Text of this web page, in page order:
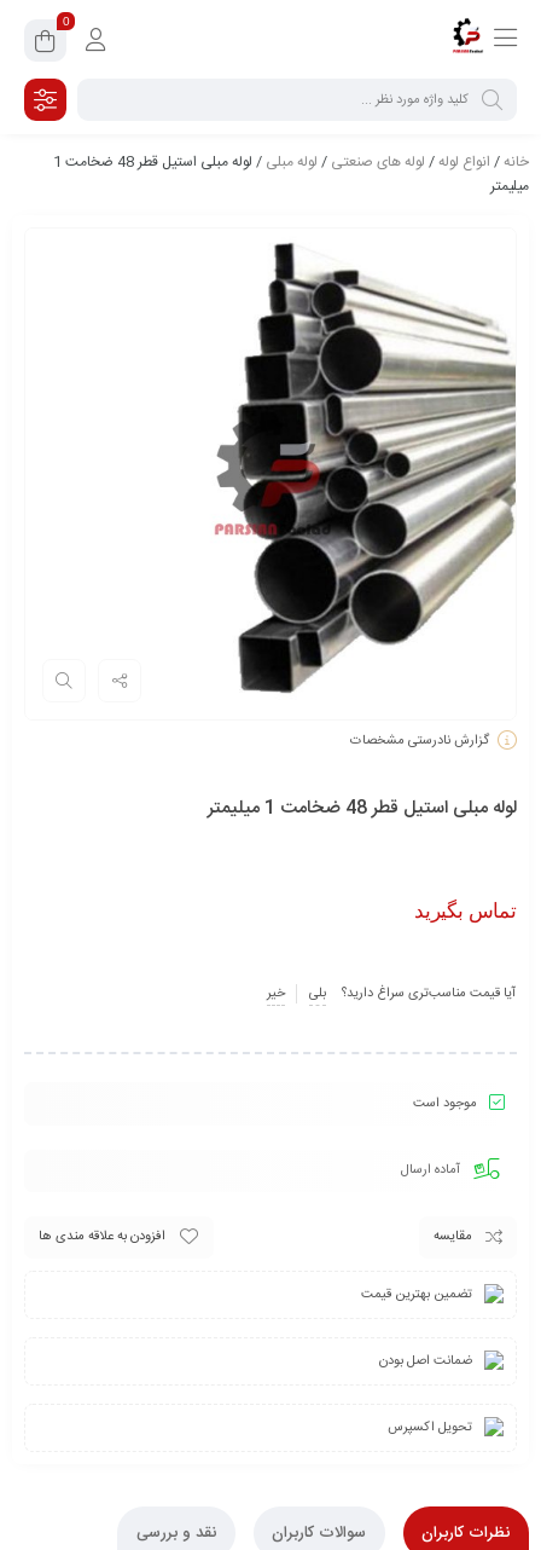
0
خانه/ انواع لوله/ لوله های صنعتی / لوله مبلی
/ لوله مبلی استیل قطر 48 ضخامت 1
میلیمتر
گزارش نادرستی مشخصات
لوله مبلی استیل قطر 48 ضخامت 1 میلیمتر
تماس بگیرید
آیا قیمت مناسب‌تری سراغ دارید؟ بلی خیر
موجود است
آماده ارسال
مقایسه افزودن به علاقه مندی ها
تضمین بهترین قیمت
ضمانت اصل بودن
تحویل اکسپرس
نظرات کاربران سوالات کاربران نقد و بررسی